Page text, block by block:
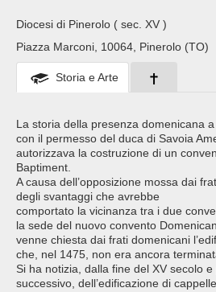
Diocesi di Pinerolo ( sec. XV )
Piazza Marconi, 10064, Pinerolo (TO)
Storia e Arte
La storia della presenza domenicana
con il permesso del duca di Savoia
autorizzava la costruzione di un
Baptiment.
A causa dell’opposizione mossa dai
degli svantaggi che avrebbe
comportato la vicinanza tra i due
la sede del nuovo convento
venne chiesta dai frati domenicani
che, nel 1475, non era ancora
Si ha notizia, dalla fine del XV secolo
successivo, dell’edificazione di